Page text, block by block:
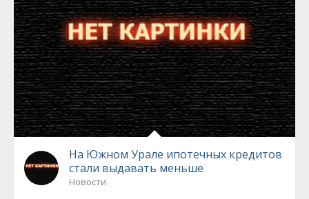
На Южном Урале ипотечных кредитов
стали выдавать меньше
Новости